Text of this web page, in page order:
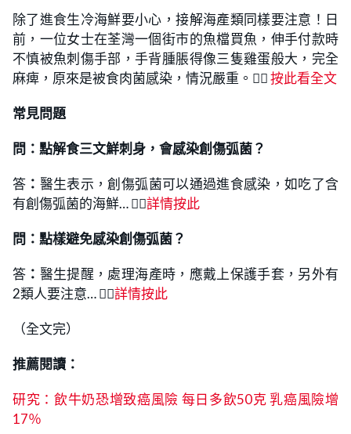
除了進食生冷海鮮要小心，接解海產類同樣要注意！日
前，一位女士在荃灣一個街市的魚檔買魚，伸手付款時
不慎被魚刺傷手部，手背腫脹得像三隻雞蛋般大，完全
麻痺，原來是被食肉菌感染，情況嚴重。👉🏻按此看全文
常見問題
問：點解食三文鮮刺身，會感染創傷弧菌？
答 ： 醫生表示，創傷弧菌可以通過進食感染，如吃了含
有創傷弧菌的海鮮… 👉🏻詳情按此
問：點樣避免感染創傷弧菌？
答 ： 醫生提醒，處理海產時，應戴上保護手套，另外有
2類人要注意… 👉🏻詳情按此
（全文完）
推薦閱讀：
研究：飲牛奶恐增致癌風險 每日多飲50克 乳癌風險增
17％